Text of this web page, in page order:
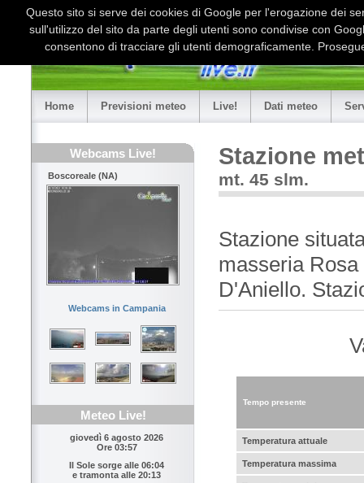
Home Previsioni meteo Live! Dati meteo
Webcams Live!
Boscoreale (NA)
Webcams in Campania
Meteo Live!
giovedì 6 agosto 2026
Ore 03:57
Il Sole sorge alle 06:04
e tramonta alle 20:13
Stazione
mt. 45 slm.
Stazione
masseria
D'Aniello.
Tempo presente
Temperatura attuale
Temperatura massima
Questo sito si serve dei cookies di Google per l'erogazione dei
sull'utilizzo del sito da parte degli utenti sono condivise con
consentono di tracciare gli utenti demograficamente.